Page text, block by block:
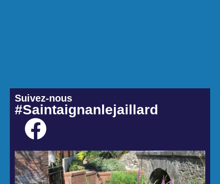
Suivez-nous
#Saintaignanlejaillard